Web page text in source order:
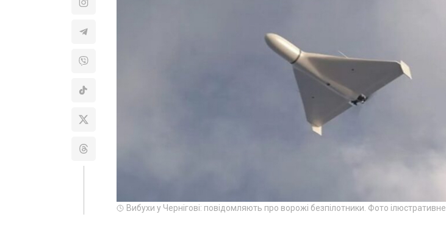
Вибухи у Чернігові: повідомляють про ворожі безпілотники. Фото ілюстративне